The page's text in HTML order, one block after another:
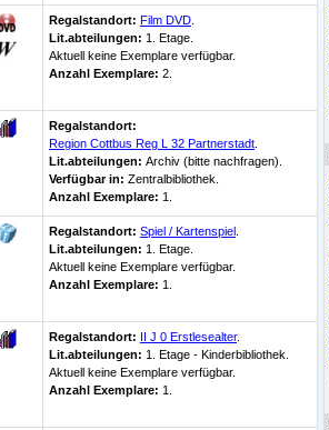
Regalstandort: Film DVD
Lit.abteilungen: 1. Etage.
Aktuell keine Exemplare verfügbar.
Anzahl Exemplare: 2.
Regalstandort:
Region Cottbus Reg L 32 Partnerstadt
Lit.abteilungen: Archiv (bitte nachfragen).
Verfügbar in: Zentralbibliothek
Anzahl Exemplare: 1.
Regalstandort: Spiel / Kartenspiel
Lit.abteilungen: 1. Etage.
Aktuell keine Exemplare verfügbar.
Anzahl Exemplare: 1.
Regalstandort: II J 0 Erstlesealter.
Lit.abteilungen: 1. Etage - Kinderbibliothek.
Aktuell keine Exemplare verfügbar.
Anzahl Exemplare: 1.